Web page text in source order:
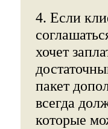
4. Если
хочет
пакет
всегда
которые